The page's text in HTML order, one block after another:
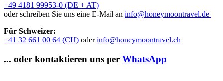
+49 4181 99953-0 (DE + AT)
oder schreiben Sie uns eine E-Mail an info@honeymoontravel.de
Für Schweizer:
+41 32 661 00 64 (CH) oderinfo@honeymoontravel.ch
... oder kontaktieren uns per WhatsApp